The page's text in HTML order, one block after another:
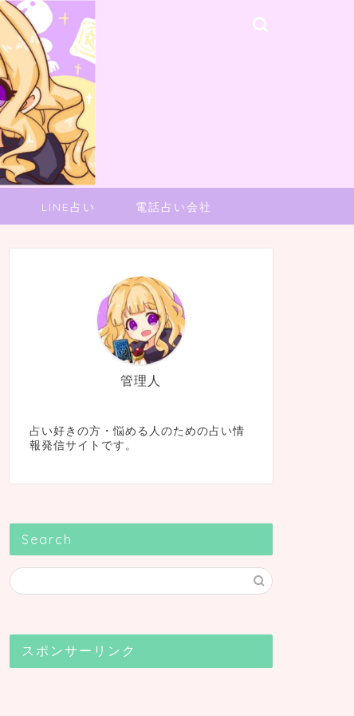
LINE占い 電話占い会社
管理人
占い好きの方・悩める人のための占い情
報発信サイトです。
Search
スポンサーリンク